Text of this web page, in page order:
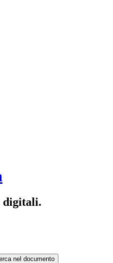
digitali.
nel documento